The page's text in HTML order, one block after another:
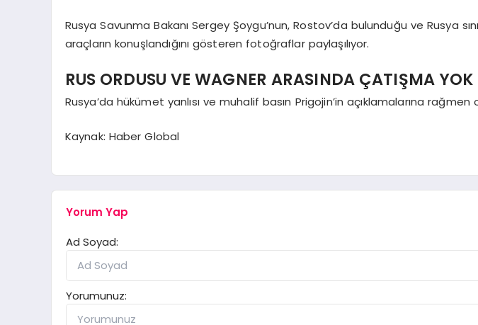
Rusya Savunma Bakanı Sergey Şoygu’nun, Rostov’da bulunduğu ve Rusya
araçların konuşlandığını gösteren fotoğraflar paylaşılıyor.
RUS ORDUSU VE WAGNER ARASINDA ÇATIŞMA YOK
Rusya’da hükümet yanlısı ve muhalif basın Prigojin’in açıklamalarına
Kaynak: Haber Global
Yorum Yap
Ad Soyad:
Yorumunuz: